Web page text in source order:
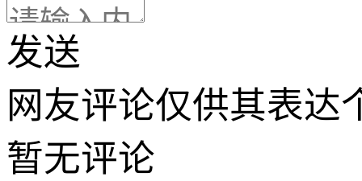
发送
网友评论仅供其表达
暂无评论